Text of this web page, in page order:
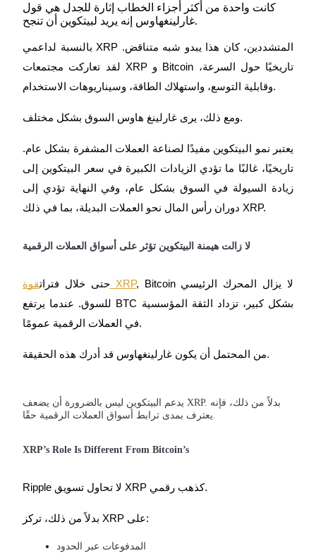
احصل على أرباح طويلة الأجل وفوائد مرنة
Bitrue
AI
كانت واحدة من أكثر أجزاء الخطاب إثارة للجدل هي قول
غارلينغهاوس إنه يريد لبيتكوين أن تنجح.
بالنسبة لداعمي XRP المتشددين، كان هذا يبدو شبه متناقض.
لقد تعاركت مجتمعات XRP و Bitcoin تاريخيًا حول السرعة،
وقابلية التوسع، واستهلاك الطاقة، وسيناريوهات الاستخدام.
ومع ذلك، يرى غارلينغ هاوس السوق بشكل مختلف.
يعتبر نمو البيتكوين مفيدًا لصناعة العملات المشفرة بشكل عام.
تاريخيًا، غالبًا ما تؤدي الزيادات الكبيرة في سعر البيتكوين إلى
زيادة السيولة في السوق بشكل عام، وفي النهاية تؤدي إلى
دوران رأس المال نحو العملات البديلة، بما في ذلك XRP.
لا زالت هيمنة البيتكوين تؤثر على أسواق العملات الرقمية
حتى خلال فتراتقوة XRP, Bitcoin لا يزال المحرك الرئيسي
للسوق. عندما يرتفع BTC بشكل كبير، تزداد الثقة المؤسسية
في العملات الرقمية عمومًا.
من المحتمل أن يكون غارلينغهاوس قد أدرك هذه الحقيقة.
يدعم البيتكوين ليس بالضرورة أن يضعف XRP. بدلاً من ذلك، فإنه
يعترف بمدى ترابط أسواق العملات الرقمية حقًا.
XRP’s Role Is Different From Bitcoin’s
Ripple لا تحاول تسويق XRP كذهب رقمي.
بدلاً من ذلك، تركز XRP على:
المدفوعات عبر الحدود